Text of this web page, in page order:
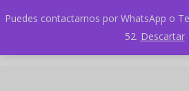
Puedes contactarnos por WhatsApp o
52. Descartar